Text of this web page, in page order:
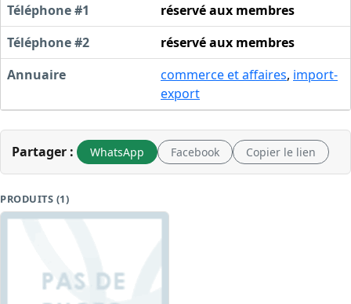
Téléphone #1
réservé aux membres
Téléphone #2
réservé aux membres
Annuaire
commerce et affaires, import-
export
Partager : WhatsApp Facebook Copier le lien
PRODUITS (1)